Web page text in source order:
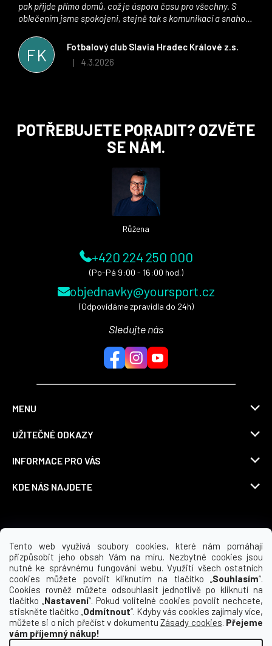
Tento web využívá soubory cookies, které nám pomáhají
přizpůsobit jeho obsah Vám na míru. Nezbytné cookies jsou
nutné ke správnému fungování webu. Využití všech ostatních
cookies můžete povolit kliknutím na tlačítko „Souhlasím“.
Cookies rovněž můžete odsouhlasit jednotlivě po kliknutí na
tlačítko „Nastavení“. Pokud volitelné cookies povolit nechcete,
stiskněte tlačítko „Odmítnout“. Kdyby vás cookies zajímaly více,
můžete si o nich přečíst v dokumentuZásady cookies. Přejeme
vám příjemný nákup!
FK
Fotbalový club Slavia Hradec Králové z.s.
Hodnocení obchodu je 5 z 5 hvězdiček.
| 4.3.2026
pak přijde přímo domů, což je úspora času pro všechny. S
oblečením jsme spokojeni, stejně tak s komunikací a snahou
stran. Věříme, že v tomto duchu bude spolupráce pokračovat
i nadále, nyní už začínáme řešit i první sady dresů ;)
POTŘEBUJETE PORADIT? OZVĚTE
SE NÁM.
Růžena
+420 224 250 000
(Po-Pá 9:00 - 16:00 hod.)
objednavky@yoursport.cz
(Odpovídáme zpravidla do 24h)
Sledujte nás
MENU
UŽITEČNÉ ODKAZY
INFORMACE PRO VÁS
KDE NÁS NAJDETE
Možnosti dopravy